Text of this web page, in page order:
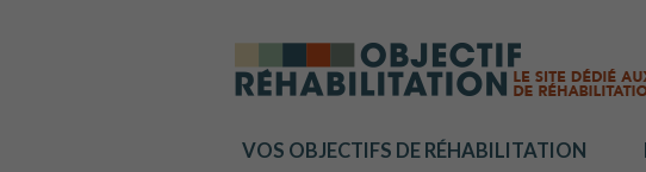
VOS OBJECTIFS DE RÉHABILITATION